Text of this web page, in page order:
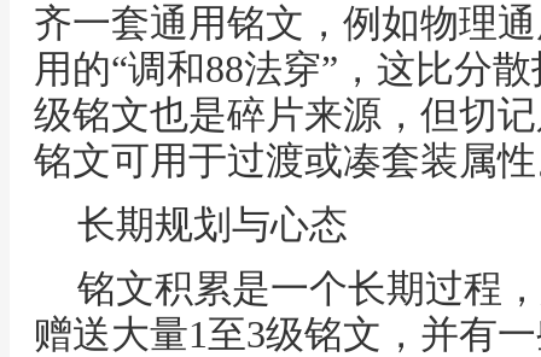
齐一套通用铭文，例如物理
用的“调和88法穿”，这比分
级铭文也是碎片来源，但切
铭文可用于过渡或凑套装属
长期规划与心态
铭文积累是一个长期过程
赠送大量1至3级铭文，并有